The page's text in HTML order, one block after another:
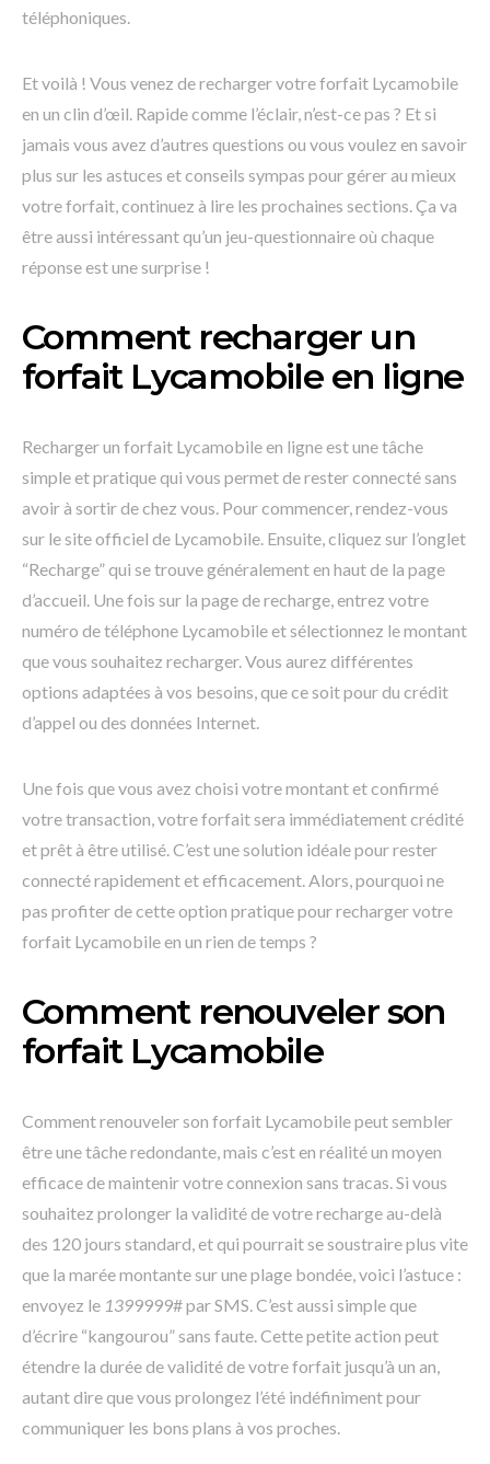
téléphoniques.
Et voilà ! Vous venez de recharger votre forfait Lycamobile
en un clin d’œil. Rapide comme l’éclair, n’est-ce pas ? Et si
jamais vous avez d’autres questions ou vous voulez en savoir
plus sur les astuces et conseils sympas pour gérer au mieux
votre forfait, continuez à lire les prochaines sections. Ça va
être aussi intéressant qu’un jeu-questionnaire où chaque
réponse est une surprise !
Comment recharger un
forfait Lycamobile en ligne
Recharger un forfait Lycamobile en ligne est une tâche
simple et pratique qui vous permet de rester connecté sans
avoir à sortir de chez vous. Pour commencer, rendez-vous
sur le site officiel de Lycamobile. Ensuite, cliquez sur l’onglet
“Recharge” qui se trouve généralement en haut de la page
d’accueil. Une fois sur la page de recharge, entrez votre
numéro de téléphone Lycamobile et sélectionnez le montant
que vous souhaitez recharger. Vous aurez différentes
options adaptées à vos besoins, que ce soit pour du crédit
d’appel ou des données Internet.
Une fois que vous avez choisi votre montant et confirmé
votre transaction, votre forfait sera immédiatement crédité
et prêt à être utilisé. C’est une solution idéale pour rester
connecté rapidement et efficacement. Alors, pourquoi ne
pas profiter de cette option pratique pour recharger votre
forfait Lycamobile en un rien de temps ?
Comment renouveler son
forfait Lycamobile
Comment renouveler son forfait Lycamobile peut sembler
être une tâche redondante, mais c’est en réalité un moyen
efficace de maintenir votre connexion sans tracas. Si vous
souhaitez prolonger la validité de votre recharge au-delà
des 120 jours standard, et qui pourrait se soustraire plus vite
que la marée montante sur une plage bondée, voici l’astuce :
envoyez le 1399999# par SMS. C’est aussi simple que
d’écrire “kangourou” sans faute. Cette petite action peut
étendre la durée de validité de votre forfait jusqu’à un an,
autant dire que vous prolongez l’été indéfiniment pour
communiquer les bons plans à vos proches.